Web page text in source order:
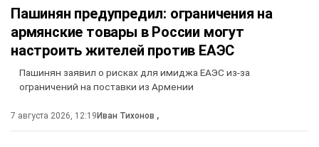
Пашинян предупредил: ограничения на
армянские товары в России могут
настроить жителей против ЕАЭС
Пашинян заявил о рисках для имиджа ЕАЭС из-за
ограничений на поставки из Армении
7 августа 2026, 12:19 Иван Тихонов ,